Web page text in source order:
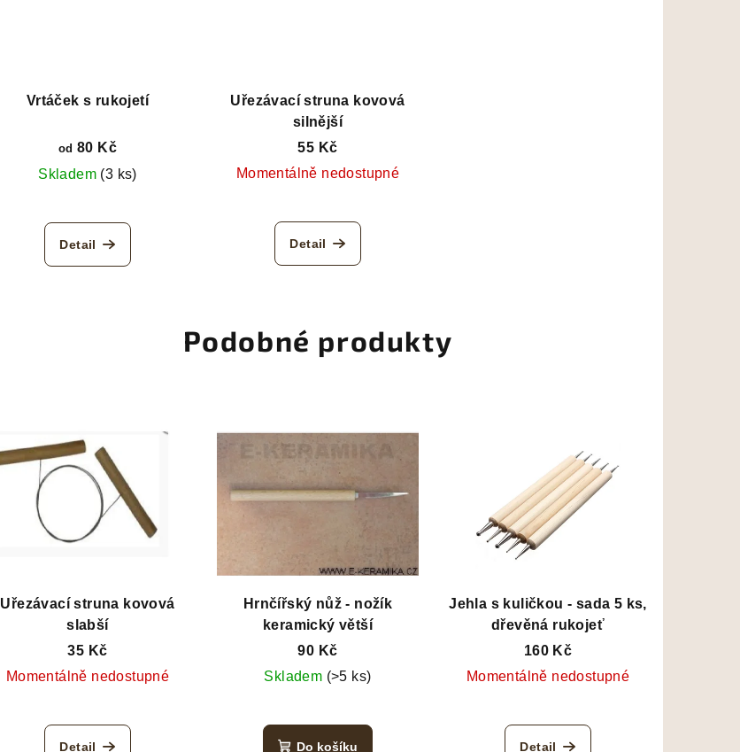
Vrtáček s rukojetí
od 80 Kč
Skladem (3 ks)
Detail
Uřezávací struna kovová
silnější
55 Kč
Momentálně nedostupné
Detail
Podobné produkty
Uřezávací struna kovová
slabší
35 Kč
Momentálně nedostupné
Detail
Hrnčířský nůž - nožík
keramický větší
90 Kč
Skladem (>5 ks)
Do košíku
Jehla s kuličkou - sada 5 ks,
dřevěná rukojeť
160 Kč
Momentálně nedostupné
Detail